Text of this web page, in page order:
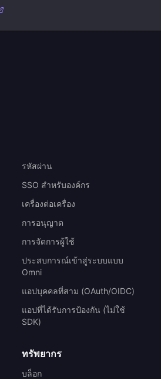
รหัสผ่าน
SSO สำหรับองค์กร
เครื่องต่อเครื่อง
การอนุญาต
การจัดการผู้ใช้
ประสบการณ์เข้าสู่ระบบแบบ
Omni
แอปบุคคลที่สาม (OAuth/OIDC)
แอปที่ได้รับการป้องกัน (ไม่ใช้
SDK)
ทรัพยากร
บล็อก